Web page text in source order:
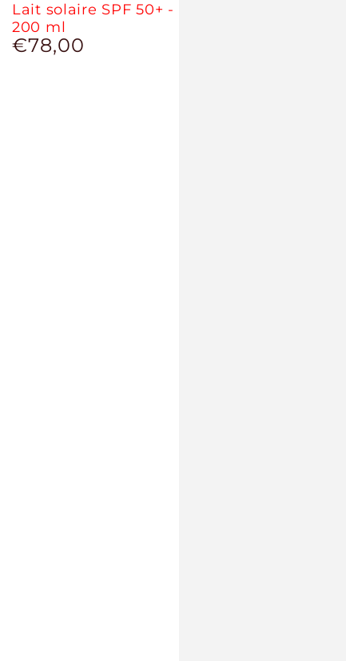
Lait solaire SPF 50+ -
200 ml
Prix
€78,00